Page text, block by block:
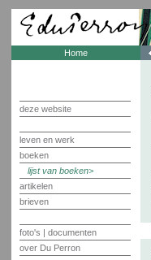
Home
deze website
leven en werk
boeken
lijst van boeken
artikelen
brieven
foto's | documenten
over Du Perron